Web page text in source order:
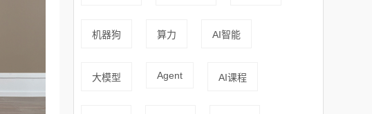
机器狗 算力 AI智能
大模型 Agent AI课程